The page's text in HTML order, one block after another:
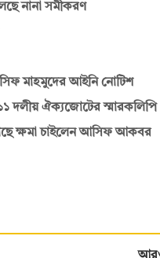
নানা সমীকরণ
মাহমুদের আইনি নোটিশ
দলীয় ঐক্যজোটের স্মারকলিপি
ক্ষমা চাইলেন আসিফ আকবর